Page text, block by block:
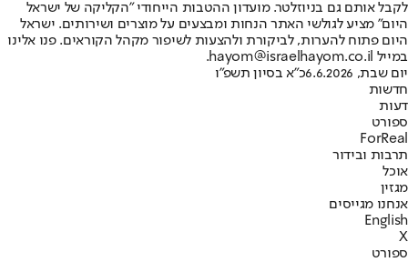
לקבל אותם גם בניוזלטר. מועדון ההטבות הייחודי "הקליקה של ישראל
היום" מציע לגולשי האתר הנחות ומבצעים על מוצרים ושירותים. ישראל
היום פתוח להערות, לביקורת ולהצעות לשיפור מקהל הקוראים. פנו אלינו
במייל hayom@israelhayom.co.il.
יום שבת, 6.6.2026
כ"א בסיון תשפ"ו
חדשות
דעות
ספורט
ForReal
תרבות ובידור
אוכל
מגזין
אנחנו מגייסים
English
X
ספורט